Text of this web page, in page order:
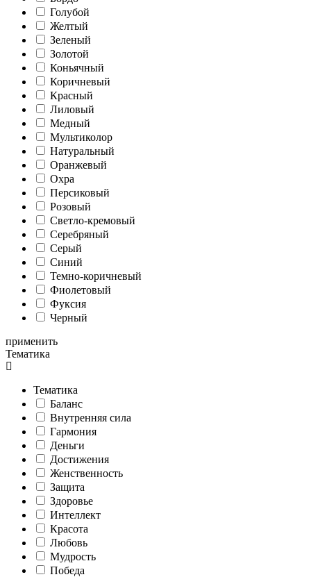
Голубой
Желтый
Зеленый
Золотой
Коньячный
Коричневый
Красный
Лиловый
Медный
Мультиколор
Натуральный
Оранжевый
Охра
Персиковый
Розовый
Светло-кремовый
Серебряный
Серый
Синий
Темно-коричневый
Фиолетовый
Фуксия
Черный
применить
Тематика
Тематика
Баланс
Внутренняя сила
Гармония
Деньги
Достижения
Женственность
Защита
Здоровье
Интеллект
Красота
Любовь
Мудрость
Победа